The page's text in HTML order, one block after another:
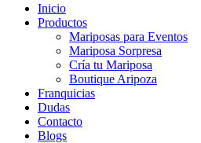
Inicio
Productos
Mariposas para Eventos
Mariposa Sorpresa
Cría tu Mariposa
Boutique Aripoza
Franquicias
Dudas
Contacto
Blogs